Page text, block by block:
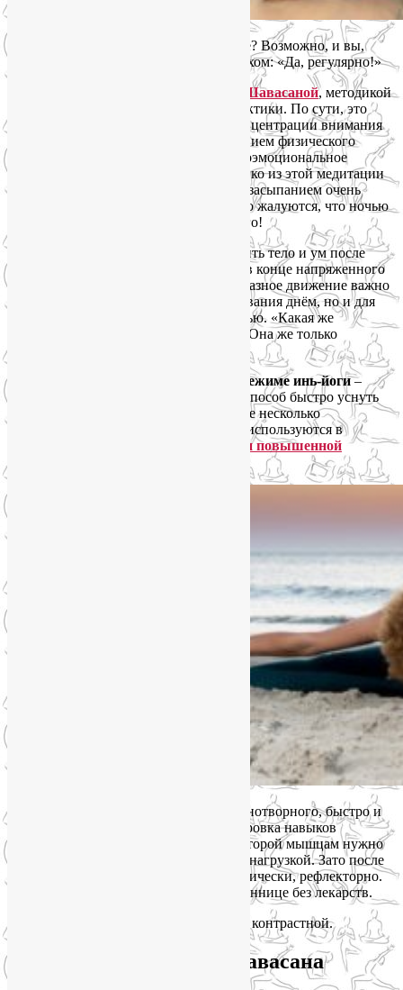
Случалось ли вам засыпать в Шавасане? Возможно, и вы,
прочитав этот вопрос, ответили со смехом: «Да, регулярно!»
Шавасаной, методикой
осознанного расслабления в конце практики. По сути, это
медитация, в которой объектом для концентрации внимания
является расслабление мышц, а следствием физического
релакса становится ментальное и психоэмоциональное
расслабление. И многие знают, как легко из этой медитации
уйти в сон! Грань между Шавасаной и засыпанием очень
зыбкая. Но парадокс: те же люди часто жалуются, что ночью
не могут быстро уснуть без снотворного!
Почему же зачастую так легко расслабить тело и ум после
активной практики йоги и так трудно в конце напряженного
дня? Потому что системное и разнообразное движение важно
не только для плодотворного бодрствования днём, но и для
того, чтобы уснуть быстро и легко ночью. «Какая же
физкультура на ночь? – спросите вы. – Она же только
Несколько длительных растяжек в режиме инь-йоги–
идеальное преддверие сна, надёжный способ быстро уснуть
найдёте несколько
подходящих примеров. Многие асаны используются в
для снятия стресса и при повышенной
тоже поможет уснуть бе з снотворного, быстро и
легко. Но не простая аутогенная тренировка навыков
мышечного расслабления, а такая, в которой мышцам нужно
сначала поработать, причем с хорошей нагрузкой. Зато после
этого они смогут расслабиться автоматически, рефлекторно.
А вы сможете быстро уснуть при бессоннице без лекарств.
Я такую Шавасану называю силовой и контрастной.
Контрастная силовая Шавасана